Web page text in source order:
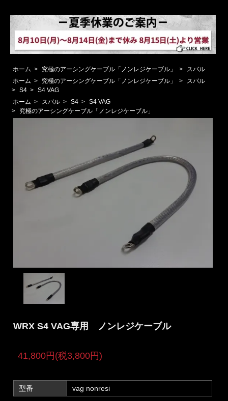
ホーム > 究極のアーシングケーブル「ノンレジケーブル」 >
スバル
ホーム > 究極のアーシングケーブル「ノンレジケーブル」 >
スバル
> S4 > S4 VAG
ホーム > スバル > S4 > S4 VAG
>
究極のアーシングケーブル「ノンレジケーブル」
WRX S4 VAG専用 ノンレジケーブル
41,800円(税3,800円)
型番 vag nonresi